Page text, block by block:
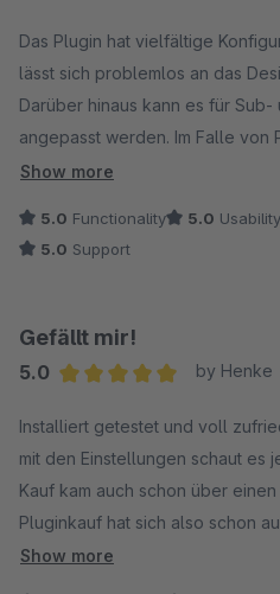
Das Plugin hat vielfältige
lässt sich problemlos an das
Darüber hinaus kann es für
angepasst werden. Im Falle von
Show more
5.0 Functionality 5.0 Usability
5.0 Support
Gefällt mir!
5.0
by Henke
Installiert getestet und voll
mit den Einstellungen schaut es
Kauf kam auch schon über
Pluginkauf hat sich also schon
Dank dafür. Freue mich auch
Show more